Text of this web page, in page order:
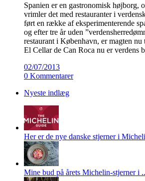
Spanien er en gastronomisk højborg,
vrimler det med restauranter i
ført en række af eksperimenterende
og efter tre år uden
restaurant i København, er magten
El Cellar de Can Roca nu er verdens
02/07/2013
0 Kommentarer
Nyeste indlæg
Her er de nye danske stjerner i
Mine bud på årets Michelin-stjerner i